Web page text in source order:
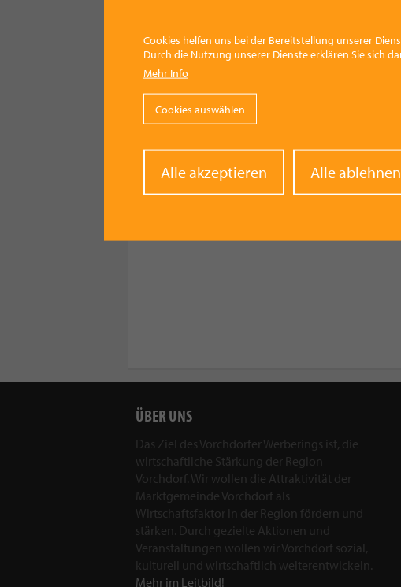
Kategorie
Sport
Facebook
Pinterest
X WhatsApp
ÜBER UNS
Das Ziel des Vorchdorfer Werberings ist, die
wirtschaftliche Stärkung der Region
Vorchdorf. Wir wollen die Attraktivität der
Marktgemeinde Vorchdorf als
Wirtschaftsfaktor in der Region fördern und
stärken. Durch gezielte Aktionen und
Veranstaltungen wollen wir Vorchdorf sozial,
kulturell und wirtschaftlich weiterentwickeln.
Mehr im Leitbild!
Cookies helfen uns bei der Bereitstellung unserer
Durch die Nutzung unserer Dienste erklären Sie sich
Mehr Info
Cookies auswählen
Alle akzeptieren
Withdraw
Alle ablehnen